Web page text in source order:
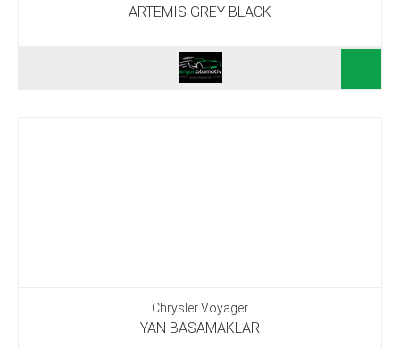
ARTEMIS GREY BLACK
Chrysler Voyager
YAN BASAMAKLAR